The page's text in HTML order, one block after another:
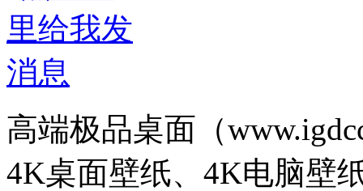
高端极品桌面（
4K桌面壁纸、4K电脑壁